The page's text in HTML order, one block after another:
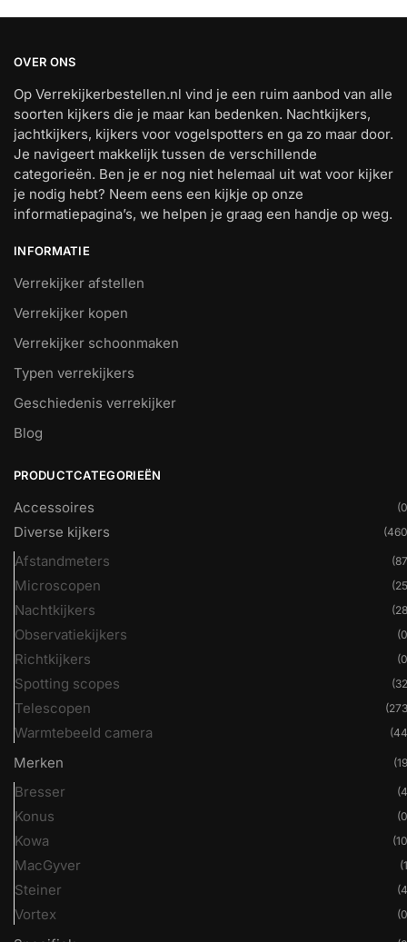
OVER ONS
Op Verrekijkerbestellen.nl vind je een ruim aanbod van alle
soorten kijkers die je maar kan bedenken. Nachtkijkers,
jachtkijkers, kijkers voor vogelspotters en ga zo maar door.
Je navigeert makkelijk tussen de verschillende
categorieën. Ben je er nog niet helemaal uit wat voor kijker
je nodig hebt? Neem eens een kijkje op onze
informatiepagina’s, we helpen je graag een handje op weg.
INFORMATIE
Verrekijker afstellen
Verrekijker kopen
Verrekijker schoonmaken
Typen verrekijkers
Geschiedenis verrekijker
Blog
PRODUCTCATEGORIEËN
Accessoires
Diverse kijkers
Afstandmeters
Microscopen
Nachtkijkers
Observatiekijkers
Richtkijkers
Spotting scopes
Telescopen
Warmtebeeld camera
Merken
Bresser
Konus
Kowa
MacGyver
Steiner
Vortex